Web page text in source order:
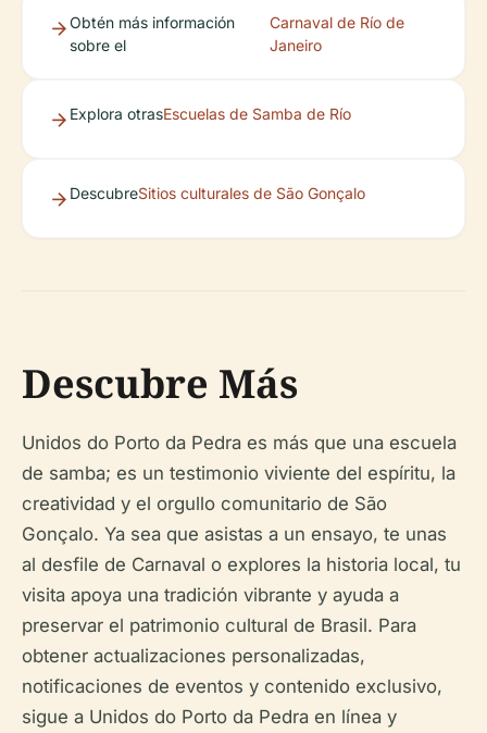
Obtén más información
sobre el
Carnaval de Río de
Janeiro
Explora otrasEscuelas de Samba de Río
DescubreSitios culturales de São Gonçalo
Descubre Más
Unidos do Porto da Pedra es más que una escuela
de samba; es un testimonio viviente del espíritu, la
creatividad y el orgullo comunitario de São
Gonçalo. Ya sea que asistas a un ensayo, te unas
al desfile de Carnaval o explores la historia local, tu
visita apoya una tradición vibrante y ayuda a
preservar el patrimonio cultural de Brasil. Para
obtener actualizaciones personalizadas,
notificaciones de eventos y contenido exclusivo,
sigue a Unidos do Porto da Pedra en línea y